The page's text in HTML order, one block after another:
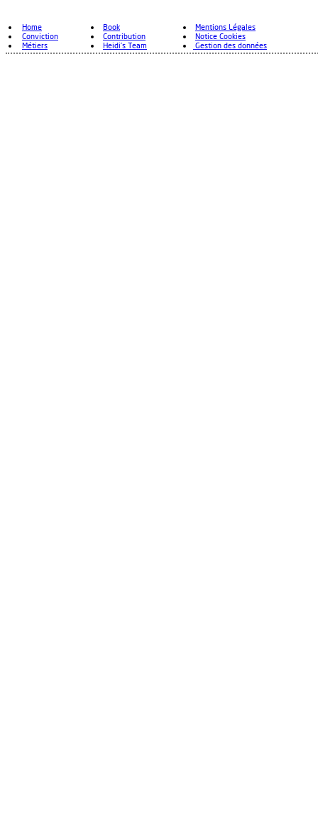
Home
Conviction
Métiers
Book
Contribution
Heidi's Team
Mentions Légales
Notice Cookies
Gestion des données